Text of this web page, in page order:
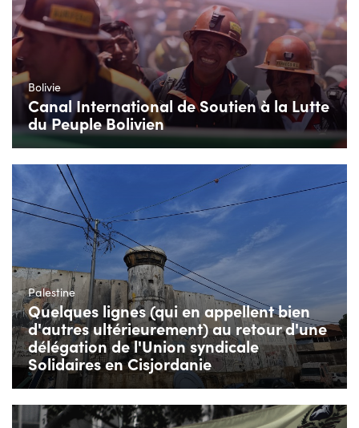
Bolivie
Canal International de Soutien à la Lutte
du Peuple Bolivien
Palestine
Quelques lignes (qui en appellent bien
d'autres ultérieurement) au retour d'une
délégation de l'Union syndicale
Solidaires en Cisjordanie